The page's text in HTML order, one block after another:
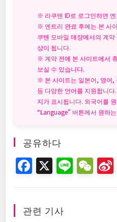
※ 라쿠텐 ID로 로그인하면
※ 엔트리 완료 후에는 본 사
쿠텐 모바일 매장에서의 계
상이 됩니다.
※ 계약 전에 본 사이트에서
보실 수 있습니다.
※ 본 사이트는 일본어, 영어,
등 다양한 언어를 지원합니
지가 표시됩니다. 외국어를
“Language” 버튼에서 원하
공유하다
F
e
X Li W
관련 기사